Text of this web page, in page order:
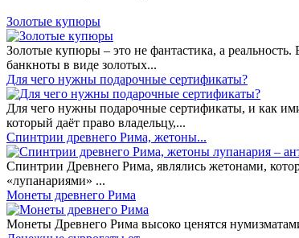
Золотые купюры
Золотые купюры – это не фантастика, а
банкноты в виде золотых...
​Для чего нужны подарочные сертификаты?
Для чего нужны подарочные сертификаты, и как
который даёт право владельцу,...
Спинтрии древнего Рима, жетоны...
Спинтрии Древнего Рима, являлись жетонами,
«лупанариями» ...
Монеты древнего Рима
Монеты Древнего Рима высоко ценятся